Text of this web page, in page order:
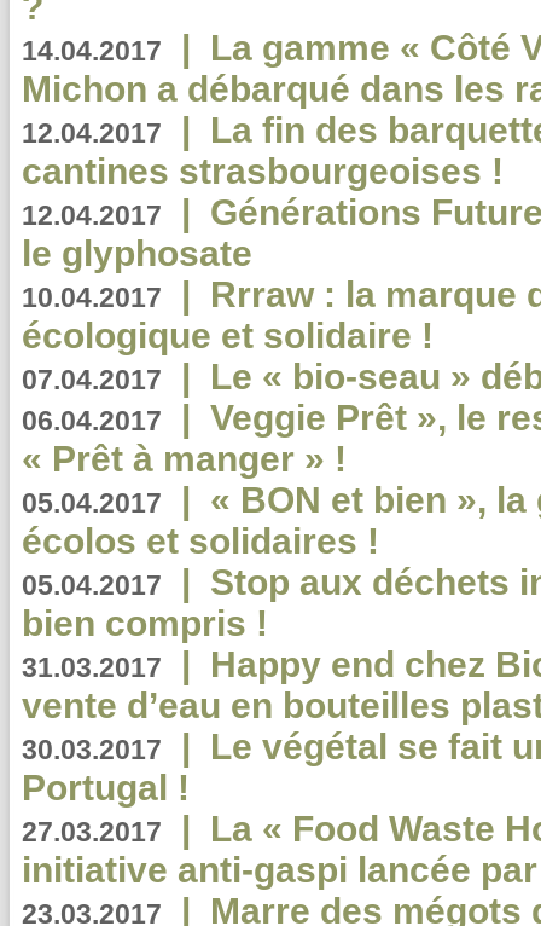
14.04.2017 | La gamme « Côté
Michon a débarqué dans les
12.04.2017 | La fin des
cantines strasbourgeoises !
12.04.2017 | Générations
le glyphosate
10.04.2017 | Rrraw : la marque
écologique et solidaire !
07.04.2017 | Le « bio-seau »
06.04.2017 | Veggie Prêt », le
« Prêt à manger » !
05.04.2017 | « BON et bien »,
écolos et solidaires !
05.04.2017 | Stop aux déchets
bien compris !
31.03.2017 | Happy end chez
vente d’eau en bouteilles
30.03.2017 | Le végétal se fait
Portugal !
27.03.2017 | La « Food Waste
initiative anti-gaspi lancée
23.03.2017 | Marre des mégots